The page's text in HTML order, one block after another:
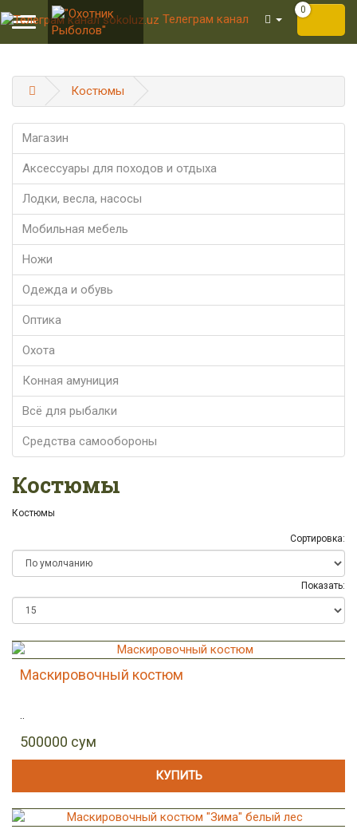
Toggle
navigation
Телеграм канал
0
Костюмы
Магазин
Аксессуары для походов и отдыха
Лодки, весла, насосы
Мобильная мебель
Ножи
Одежда и обувь
Оптика
Охота
Конная амуниция
Всё для рыбалки
Средства самообороны
Костюмы
Костюмы
Сортировка:
Показать:
Маскировочный костюм
..
500000 сум
КУПИТЬ